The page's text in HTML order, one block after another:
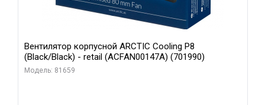
Вентилятор корпусной ARCTIC Cooling P8
(Black/Black) - retail (ACFAN00147A) (701990)
Модель: 81659